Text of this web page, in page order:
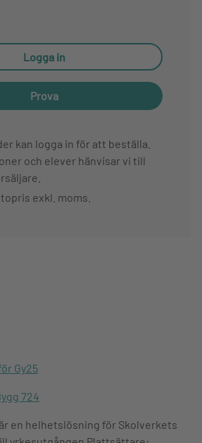
Gy25
724
en helhetslösning för Skolverkets
Logga in
Prova
kan logga in för att beställa.
och elever hänvisar vi till
exkl. moms.